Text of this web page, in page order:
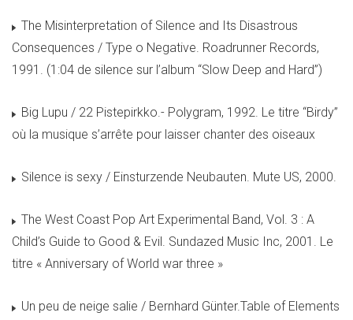
The Misinterpretation of Silence and Its Disastrous
Consequences / Type o Negative. Roadrunner Records,
1991. (1:04 de silence sur l’album “Slow Deep and Hard”)
Big Lupu / 22 Pistepirkko.- Polygram, 1992. Le titre “Birdy”
où la musique s’arrête pour laisser chanter des oiseaux
Silence is sexy / Einsturzende Neubauten. Mute US, 2000.
The West Coast Pop Art Experimental Band, Vol. 3 : A
Child’s Guide to Good & Evil. Sundazed Music Inc, 2001. Le
titre « Anniversary of World war three »
Un peu de neige salie / Bernhard Günter.Table of Elements